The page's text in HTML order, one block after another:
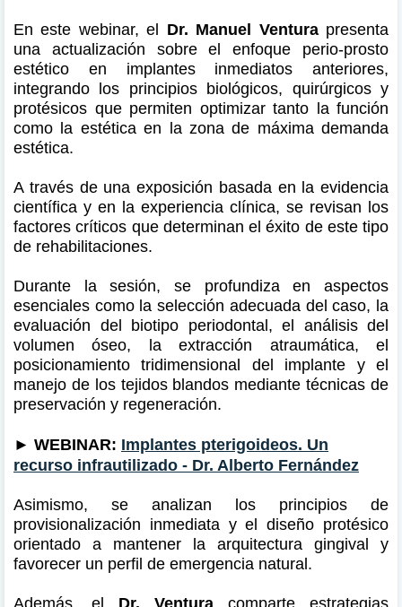
En este webinar, el Dr. Manuel Venturapresenta
una actualización sobre el enfoque perio-prosto
estético en implantes inmediatos anteriores,
integrando los principios biológicos, quirúrgicos y
protésicos que permiten optimizar tanto la función
como la estética en la zona de máxima demanda
estética.
A través de una exposición basada en la evidencia
científica y en la experiencia clínica, se revisan los
factores críticos que determinan el éxito de este tipo
de rehabilitaciones.
Durante la sesión, se profundiza en aspectos
esenciales como la selección adecuada del caso, la
evaluación del biotipo periodontal, el análisis del
volumen óseo, la extracción atraumática, el
posicionamiento tridimensional del implante y el
manejo de los tejidos blandos mediante técnicas de
preservación y regeneración.
► WEBINAR: Implantes pterigoideos. Un
recurso infrautilizado - Dr. Alberto Fernández
Asimismo, se analizan los principios de
provisionalización inmediata y el diseño protésico
orientado a mantener la arquitectura gingival y
favorecer un perfil de emergencia natural.
Además, el Dr. Ventura comparte estrategias